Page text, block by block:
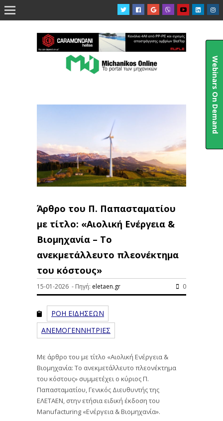

Άρθρο του Π. Παπασταματίου
με τίτλο: «Αιολική Ενέργεια &
Βιομηχανία – Το
ανεκμετάλλευτο πλεονέκτημα
του κόστους»
15-01-2026 - Πηγή: eletaen.gr 0
ΡΟΗ ΕΙΔΗΣΕΩΝ
ΑΝΕΜΟΓΕΝΝΗΤΡΙΕΣ
Με άρθρο του με τίτλο «Αιολική Ενέργεια &
Βιομηχανία: Το ανεκμετάλλευτο πλεονέκτημα
του κόστους» συμμετέχει ο κύριος Π.
Παπασταματίου, Γενικός Διευθυντής της
ΕΛΕΤΑΕΝ, στην ετήσια ειδική έκδοση του
Manufacturing «Ενέργεια & Βιομηχανία».
Webinars On Demand